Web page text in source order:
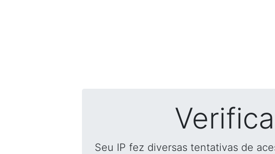
Seu IP fez diversas tentativas de